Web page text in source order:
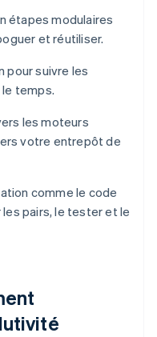
étapes modulaires
et réutiliser.
pour suivre les
temps.
les moteurs
votre entrepôt de
comme le code
pairs, le tester et le